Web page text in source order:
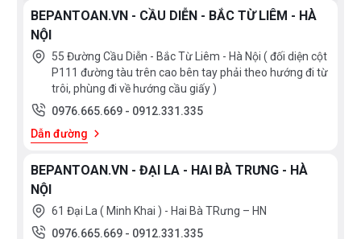
BEPANTOAN.VN - CẦU DIỄN - BẮC TỪ LIÊM - HÀ
NỘI
55 Đường Cầu Diễn - Bắc Từ Liêm - Hà Nội ( đối diện cột
P111 đường tàu trên cao bên tay phải theo hướng đi từ
trôi, phùng đi về hướng cầu giấy )
0976.665.669 - 0912.331.335
Dẫn đường
BEPANTOAN.VN - ĐẠI LA - HAI BÀ TRƯNG - HÀ
NỘI
61 Đại La ( Minh Khai ) - Hai Bà TRưng – HN
0976.665.669 - 0912.331.335